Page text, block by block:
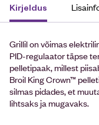
Kirjeldus
Grillil on võimas
PID-regulaator täpse
pelletipaak, millest
Broil King Crown™
silmas pidades, et
lihtsaks ja mugavaks.